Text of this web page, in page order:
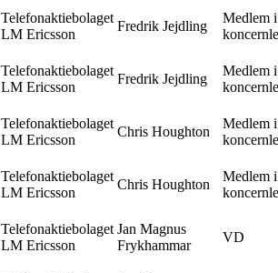
Telefonaktiebolaget
LM Ericsson
Fredrik Jejdling
Medlem i
Telefonaktiebolaget
LM Ericsson
Fredrik Jejdling
Medlem i
Telefonaktiebolaget
LM Ericsson
Chris Houghton
Medlem i
Telefonaktiebolaget
LM Ericsson
Chris Houghton
Medlem i
Telefonaktiebolaget
LM Ericsson
Jan Magnus
Frykhammar
VD